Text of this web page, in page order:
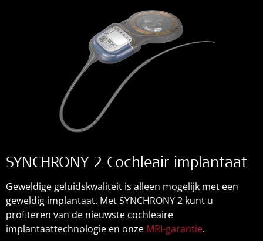
SYNCHRONY 2 Cochleair implantaat
Geweldige geluidskwaliteit is alleen mogelijk met een
geweldig implantaat. Met SYNCHRONY 2 kunt u
profiteren van de nieuwste cochleaire
implantaattechnologie en onze MRI-garantie.